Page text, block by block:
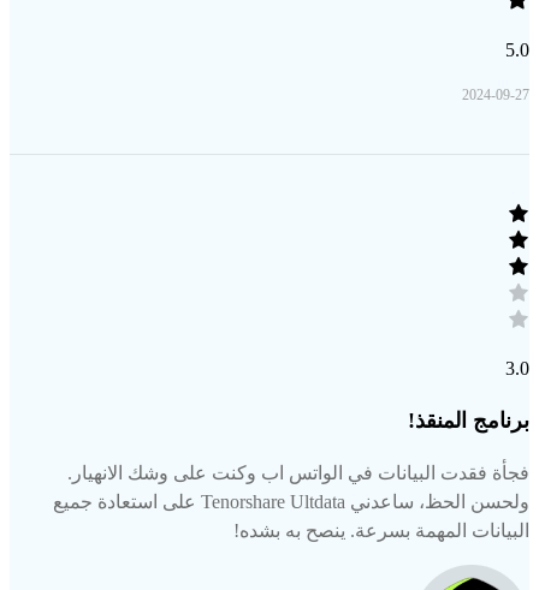
5.0
2024-09-27
3.0
برنامج المنقذ!
فجأة فقدت البيانات في الواتس اب وكنت على وشك الانهيار.
ولحسن الحظ، ساعدني Tenorshare Ultdata على استعادة جميع
البيانات المهمة بسرعة. ينصح به بشده!